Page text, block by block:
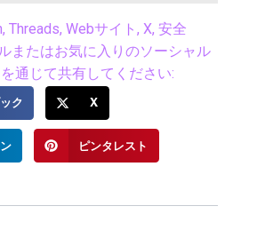
, Threads, Webサイト , X, 安全
またはお気に入りのソーシャル
通じて共有してください:
ク X
ピンタレスト